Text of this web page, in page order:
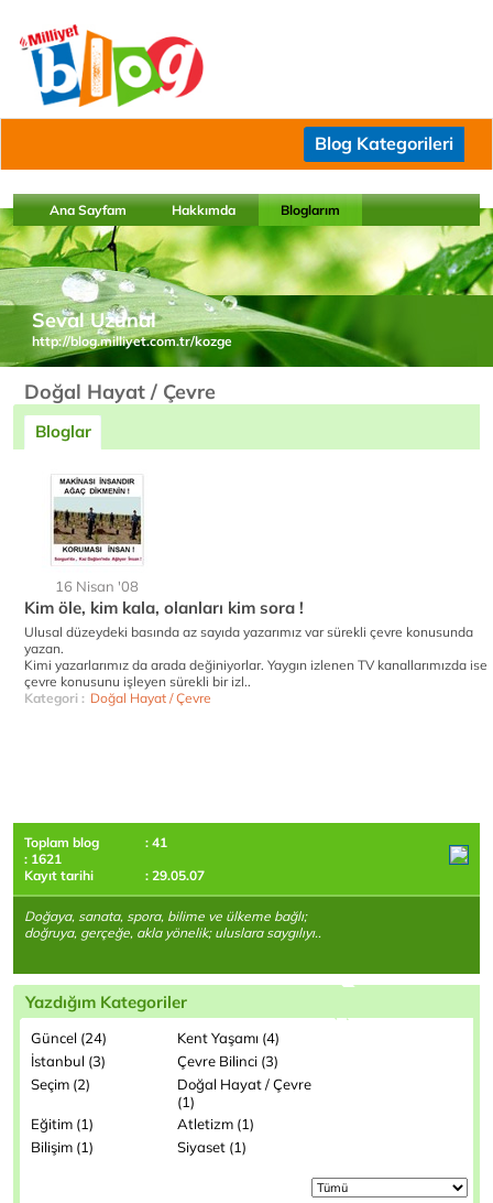
Blog Kategorileri
Ana Sayfam Hakkımda Bloglarım
Seval Uzunal
http://blog.milliyet.com.tr/kozge
Doğal Hayat / Çevre
Bloglar
16 Nisan '08
Kim öle, kim kala, olanları kim sora !
Ulusal düzeydeki basında az sayıda yazarımız var sürekli çevre konusunda
yazan.
Kimi yazarlarımız da arada değiniyorlar. Yaygın izlenen TV kanallarımızda ise
çevre konusunu işleyen sürekli bir izl..
Kategori : Doğal Hayat / Çevre
Toplam blog
: 41
: 1621
Kayıt tarihi
: 29.05.07
Doğaya, sanata, spora, bilime ve ülkeme bağlı;
doğruya, gerçeğe, akla yönelik; uluslara saygılıyı..
Yazdığım Kategoriler
Güncel (24)
Kent Yaşamı (4)
İstanbul (3)
Çevre Bilinci (3)
Seçim (2)
Doğal Hayat / Çevre
(1)
Eğitim (1)
Atletizm (1)
Bilişim (1)
Siyaset (1)